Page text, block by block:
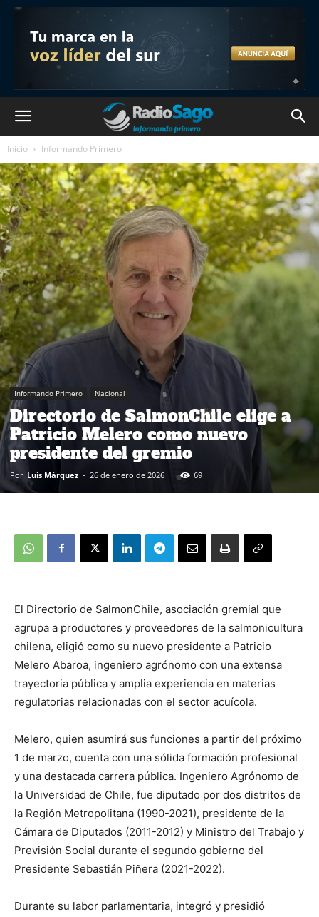
Inicio Informando Primero
Informando Primero Nacional
Directorio de SalmonChile elige a
Patricio Melero como nuevo
presidente del gremio
Por Luis Márquez - 26 de enero de 2026 69
El Directorio de SalmonChile, asociación gremial que
agrupa a productores y proveedores de la salmonicultura
chilena, eligió como su nuevo presidente a Patricio
Melero Abaroa, ingeniero agrónomo con una extensa
trayectoria pública y amplia experiencia en materias
regulatorias relacionadas con el sector acuícola.
Melero, quien asumirá sus funciones a partir del próximo
1 de marzo, cuenta con una sólida formación profesional
y una destacada carrera pública. Ingeniero Agrónomo de
la Universidad de Chile, fue diputado por dos distritos de
la Región Metropolitana (1990-2021), presidente de la
Cámara de Diputados (2011-2012) y Ministro del Trabajo y
Previsión Social durante el segundo gobierno del
Presidente Sebastián Piñera (2021-2022).
Durante su labor parlamentaria, integró y presidió